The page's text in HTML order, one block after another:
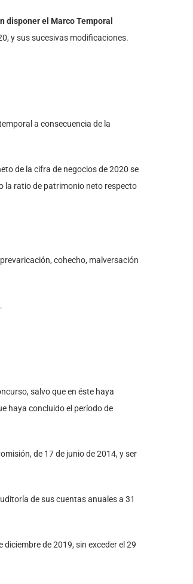
disponer el Marco Temporal
y sus sucesivas modificaciones.
a consecuencia de la
de la cifra de negocios de 2020 se
la ratio de patrimonio neto respecto
cohecho, malversación
salvo que en éste haya
haya concluido el período de
de 17 de junio de 2014, y ser
de sus cuentas anuales a 31
de 2019, sin exceder el 29